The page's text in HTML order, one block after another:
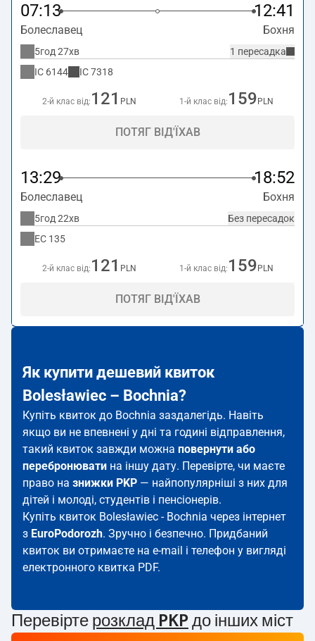
07:13 12:41
Болеславец Бохня
1 пересадка
5год 27хв
IC 6144 IC7318
2-й клас від: 121 PLN 1-й клас від: 159 PLN
ПОТЯГ ВІД'ЇХАВ
13:29 18:52
Болеславец Бохня
Без пересадок
5год 22хв
EC 135
2-й клас від: 121 PLN 1-й клас від: 159 PLN
ПОТЯГ ВІД'ЇХАВ
Як купити дешевий квиток
Bolesławiec – Bochnia?
Купіть квиток до Bochnia заздалегідь. Навіть
якщо ви не впевнені у дні та годині відправлення,
такий квиток завжди можна повернути або
перебронювати на іншу дату. Перевірте, чи маєте
право на знижки PKP — найпопулярніші з них для
дітей і молоді, студентів і пенсіонерів.
Купіть квиток Bolesławiec - Bochnia через інтернет
з EuroPodorozh. Зручно і безпечно. Придбаний
квиток ви отримаєте на e-mail і телефон у вигляді
електронного квитка PDF.
Перевірте розклад PKP до інших міст